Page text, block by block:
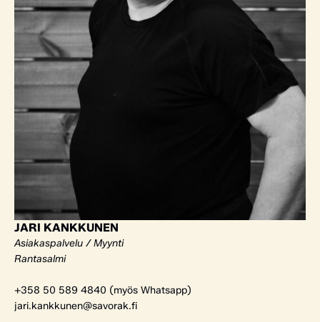
JARI KANKKUNEN
Asiakaspalvelu / Myynti
Rantasalmi
+358 50 589 4840 (myös Whatsapp)
jari.kankkunen@savorak.fi